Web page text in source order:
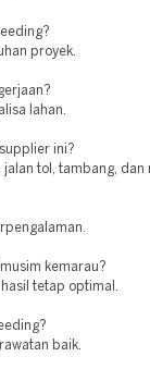
proyek.
lahan.
ini?
tol, tambang, dan
kemarau?
tetap optimal.
baik.